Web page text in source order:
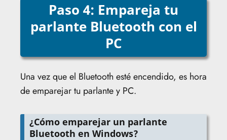
Paso 4: Empareja tu
parlante Bluetooth con el
PC
Una vez que el Bluetooth esté encendido, es hora
de emparejar tu parlante y PC.
¿Cómo emparejar un parlante
Bluetooth en Windows?